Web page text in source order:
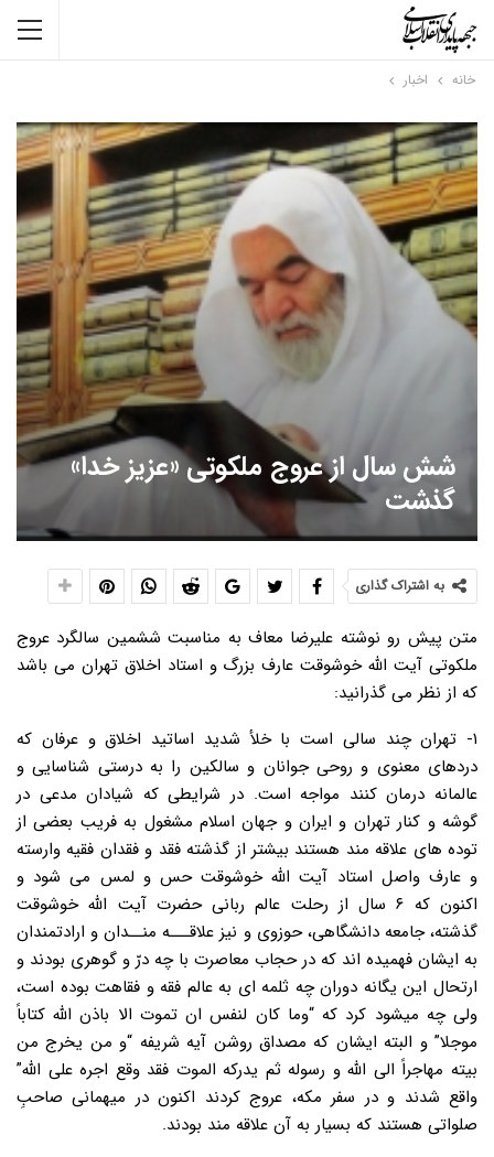
خانه اخبار
شش سال از عروج ملکوتی «عزیز خدا»
گذشت
به اشتراک گذاری
متن پیش رو نوشته علیرضا معاف به مناسبت ششمین سالگرد عروج
ملکوتی آیت الله خوشوقت عارف بزرگ و استاد اخلاق تهران می باشد
که از نظر می گذرانید:
۱- تهران چند سالی است با خلأ شدید اساتید اخلاق و عرفان که
دردهای معنوی و روحی جوانان و سالکین را به درستی شناسایی و
عالمانه درمان کنند مواجه است. در شرایطی که شیادان مدعی در
گوشه و کنار تهران و ایران و جهان اسلام مشغول به فریب بعضی از
توده های علاقه مند هستند بیشتر از گذشته فقد و فقدان فقیه وارسته
و عارف واصل استاد آیت الله خوشوقت حس و لمس می شود و
اکنون که ۶ سال از رحلت عالم ربانی حضرت آیت الله خوشوقت
گذشته، جامعه دانشگاهی، حوزوی و نیز علاقـــه منــدان و ارادتمندان
به ایشان فهمیده اند که در حجاب معاصرت با چه درّ و گوهری بودند و
ارتحال این یگانه دوران چه ثلمه ای به عالم فقه و فقاهت بوده است،
ولی چه میشود کرد که “وما کان لنفس ان تموت الا باذن الله کتاباً
موجلا” و البته ایشان که مصداق روشن آیه شریفه “و من یخرج من
بیته مهاجراً الی الله و رسوله ثم یدرکه الموت فقد وقع اجره علی الله”
واقع شدند و در سفر مکه، عروج کردند اکنون در میهمانی صاحبِ
صلواتی هستند که بسیار به آن علاقه مند بودند.